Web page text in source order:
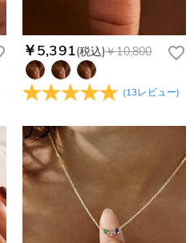
￥5,391(税込)￥10,800
(13レビュー)